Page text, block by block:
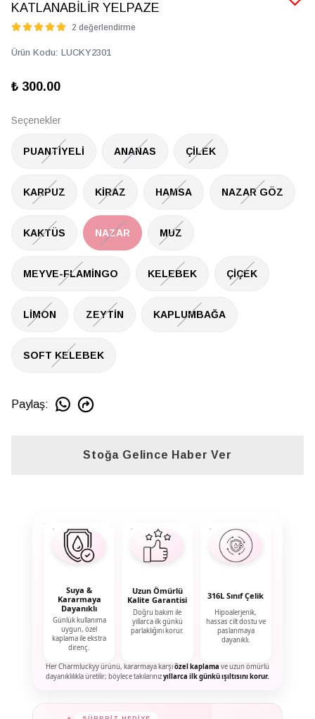
KATLANABİLİR YELPAZE
2 değerlendirme
Ürün Kodu: LUCKY2301
₺ 300.00
Seçenekler
PUANTİYELİ ANANAS ÇİLEK
KARPUZ KİRAZ HAMSA NAZAR GÖZ
KAKTÜS NAZAR MUZ
MEYVE-FLAMİNGO KELEBEK ÇİÇEK
LİMON ZEYTİN KAPLUMBAĞA
SOFT KELEBEK
Paylaş:
Stoğa Gelince Haber Ver
Suya &
Kararmaya
Dayanıklı
Günlük kullanıma
uygun, özel
kaplama ile ekstra
direnç.
Uzun Ömürlü
Kalite Garantisi
Doğru bakım ile
yıllarca ilk günkü
parlaklığını korur.
316L Sınıf Çelik
Hipoalerjenik,
hassas cilt dostu ve
paslanmaya
dayanıklı.
Her Charmluckyy ürünü, kararmaya karşıözel kaplama ve uzun ömürlü
dayanıklılıkla üretilir; böylece takılarınızyıllarca ilk günkü ışıltısını korur.
✦